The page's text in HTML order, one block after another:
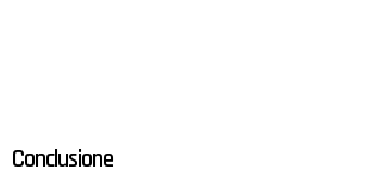
Conclusione